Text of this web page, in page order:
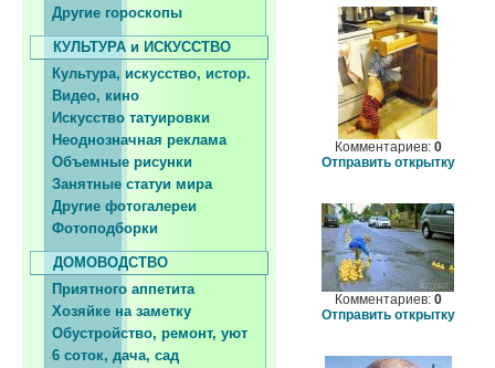
Другие гороскопы
КУЛЬТУРА и ИСКУССТВО
Культура, искусство, истор.
Видео, кино
Искусство татуировки
Неоднозначная реклама
Объемные рисунки
Занятные статуи мира
Другие фотогалереи
Фотоподборки
ДОМОВОДСТВО
Приятного аппетита
Хозяйке на заметку
Обустройство, ремонт, уют
6 соток, дача, сад
Комментариев: 0
Отправить открытку
Комментариев: 0
Отправить открытку